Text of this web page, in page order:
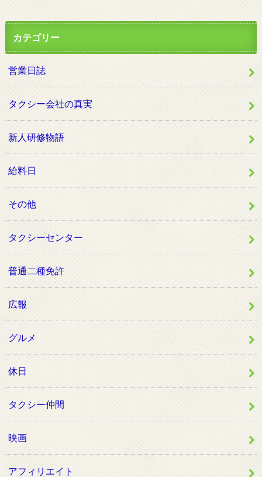
カテゴリー
営業日誌
タクシー会社の真実
新人研修物語
給料日
その他
タクシーセンター
普通二種免許
広報
グルメ
休日
タクシー仲間
映画
アフィリエイト